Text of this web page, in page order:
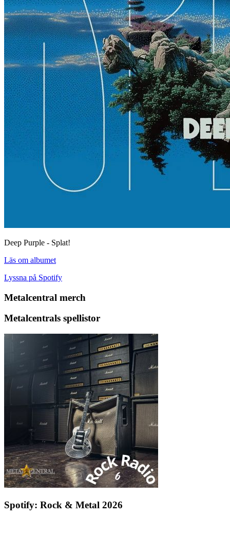
Deep Purple - Splat!
Läs om albumet
Lyssna på Spotify
Metalcentral merch
Metalcentrals spellistor
Spotify: Rock & Metal 2026